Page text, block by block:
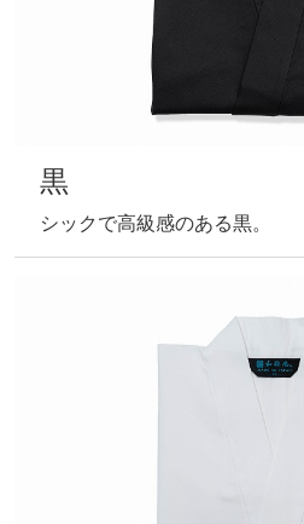
黒
シックで高級感のある黒。